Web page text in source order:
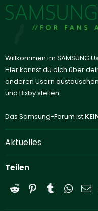
Willkommen im SAMSUNG
Hier kannst du dich über
anderen Usern
und Bixby stellen.
Das Samsung-Forum ist
Aktuelles
Teilen
Reddit PinterestTumblr